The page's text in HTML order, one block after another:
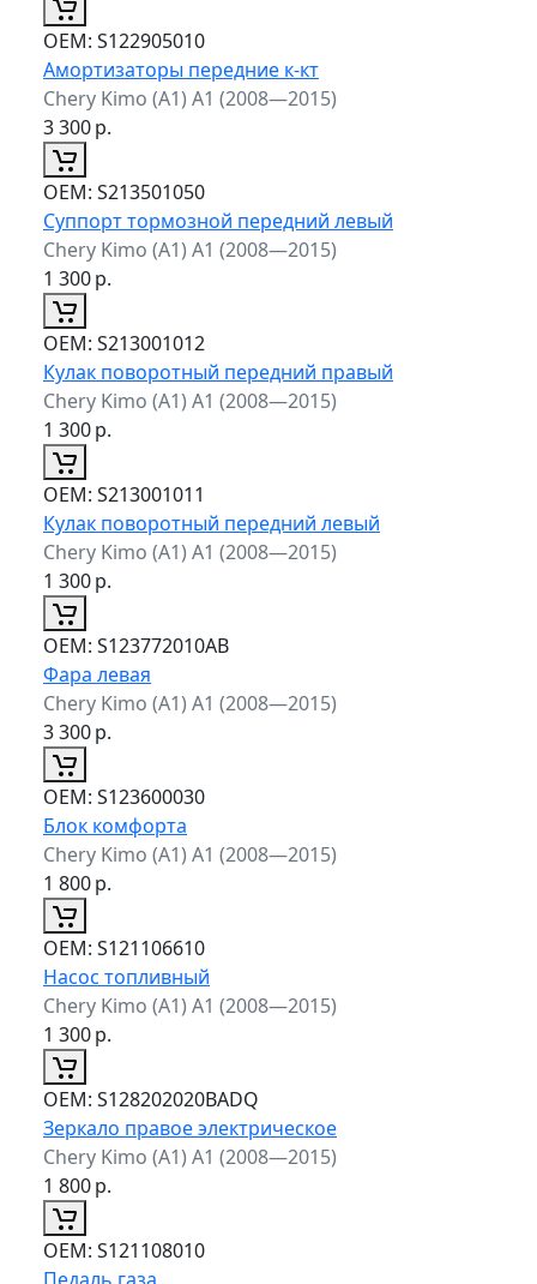
ОЕМ: S122905010
Амортизаторы передние к-кт
Chery Kimo (A1) A1 (2008—2015)
3 300р.
ОЕМ: S213501050
Суппорт тормозной передний левый
Chery Kimo (A1) A1 (2008—2015)
1 300р.
ОЕМ: S213001012
Кулак поворотный передний правый
Chery Kimo (A1) A1 (2008—2015)
1 300р.
ОЕМ: S213001011
Кулак поворотный передний левый
Chery Kimo (A1) A1 (2008—2015)
1 300р.
ОЕМ: S123772010AB
Фара левая
Chery Kimo (A1) A1 (2008—2015)
3 300р.
ОЕМ: S123600030
Блок комфорта
Chery Kimo (A1) A1 (2008—2015)
1 800р.
ОЕМ: S121106610
Насос топливный
Chery Kimo (A1) A1 (2008—2015)
1 300р.
ОЕМ: S128202020BADQ
Зеркало правое электрическое
Chery Kimo (A1) A1 (2008—2015)
1 800р.
ОЕМ: S121108010